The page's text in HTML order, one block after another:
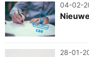
04-02-
28-01-